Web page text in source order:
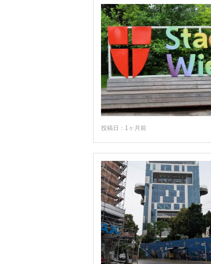
ハルシュタット
バート・イシュル
バート・ガスタイン
フィラッハ
フェルトキルヒ
フルプメス
ブレゲンツ
マイアーホーフェン
メルビュッシュ
モントゼー
ラッテンベルク
ランディック
リエンツ
リンツ
投稿日：1ヶ月前